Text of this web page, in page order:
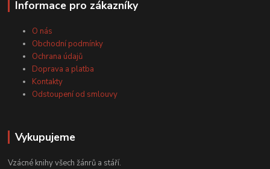
Informace pro zákazníky
O nás
Obchodní podmínky
Ochrana údajů
Doprava a platba
Kontakty
Odstoupení od smlouvy
Vykupujeme
Vzácné knihy všech žánrů a stáří.